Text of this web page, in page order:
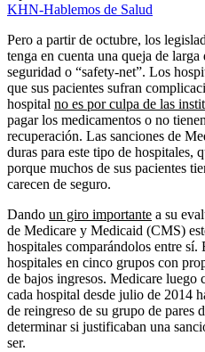
KHN-Hablemos de Salud
Pero a partir de octubre, los
tenga en cuenta una queja de
seguridad o “safety-net”. Los
que sus pacientes sufran
hospital no es por culpa de las
pagar los medicamentos o no
recuperación. Las sanciones de
duras para este tipo de hospitales,
porque muchos de sus pacientes
carecen de seguro.
Dando un giro importante a su
de Medicare y Medicaid (CMS)
hospitales comparándolos entre
hospitales en cinco grupos con
de bajos ingresos. Medicare luego
cada hospital desde julio de 2014
de reingreso de su grupo de pares
determinar si justificaban una
ser.